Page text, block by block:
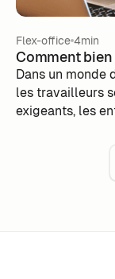
Flex-office 4min
Comment
Dans un monde
les travailleurs
exigeants, les